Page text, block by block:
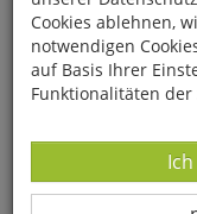
Cookies ablehnen,
notwendigen
auf Basis Ihrer
Funktionalitäten